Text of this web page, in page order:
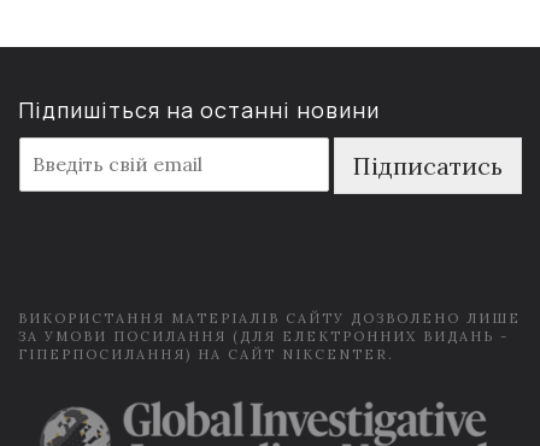
Підпишіться на останні новини
m
a
Підписатись
ВИКОРИСТАННЯ МАТЕРІАЛІВ САЙТУ ДОЗВОЛЕНО ЛИШЕ
ЗА УМОВИ ПОСИЛАННЯ (ДЛЯ ЕЛЕКТРОННИХ ВИДАНЬ -
ГІПЕРПОСИЛАННЯ) НА САЙТ NIKCENTER.